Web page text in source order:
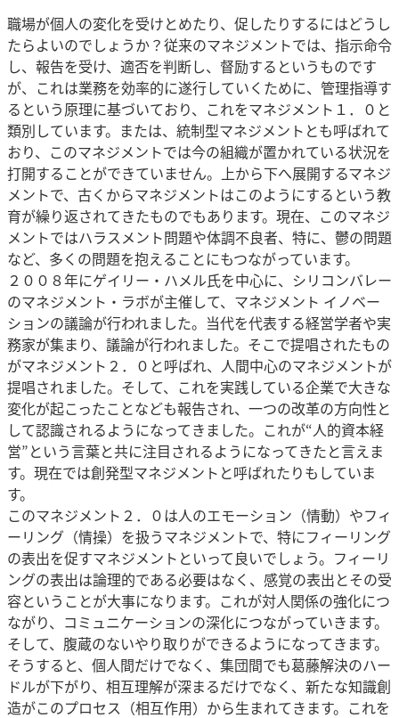
職場が個人の変化を受けとめたり、促したりするにはどうし
たらよいのでしょうか？従来のマネジメントでは、指示命令
し、報告を受け、適否を判断し、督励するというものです
が、これは業務を効率的に遂行していくために、管理指導す
るという原理に基づいており、これをマネジメント１．０と
類別しています。または、統制型マネジメントとも呼ばれて
おり、このマネジメントでは今の組織が置かれている状況を
打開することができていません。上から下へ展開するマネジ
メントで、古くからマネジメントはこのようにするという教
育が繰り返されてきたものでもあります。現在、このマネジ
メントではハラスメント問題や体調不良者、特に、鬱の問題
など、多くの問題を抱えることにもつながっています。
２００８年にゲイリー・ハメル氏を中心に、シリコンバレー
のマネジメント・ラボが主催して、マネジメント イノベー
ションの議論が行われました。当代を代表する経営学者や実
務家が集まり、議論が行われました。そこで提唱されたもの
がマネジメント２．０と呼ばれ、人間中心のマネジメントが
提唱されました。そして、これを実践している企業で大きな
変化が起こったことなども報告され、一つの改革の方向性と
して認識されるようになってきました。これが“人的資本経
営”という言葉と共に注目されるようになってきたと言えま
す。現在では創発型マネジメントと呼ばれたりもしていま
す。
このマネジメント２．０は人のエモーション（情動）やフィ
ーリング（情操）を扱うマネジメントで、特にフィーリング
の表出を促すマネジメントといって良いでしょう。フィーリ
ングの表出は論理的である必要はなく、感覚の表出とその受
容ということが大事になります。これが対人関係の強化につ
ながり、コミュニケーションの深化につながっていきます。
そして、腹蔵のないやり取りができるようになってきます。
そうすると、個人間だけでなく、集団間でも葛藤解決のハー
ドルが下がり、相互理解が深まるだけでなく、新たな知識創
造がこのプロセス（相互作用）から生まれてきます。これを